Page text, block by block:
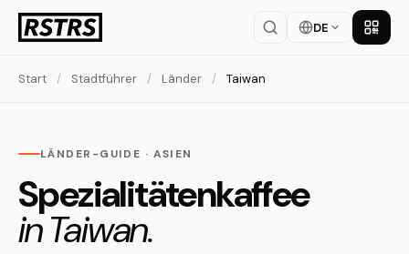
DE App
Start / Stadtführer / Länder / Taiwan
LÄNDER-GUIDE · ASIEN
Spezialitätenkaffee
in Taiwan.